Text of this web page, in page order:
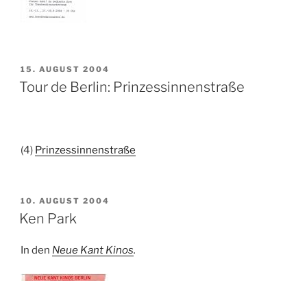
VERÖFFENTLICHT
AM
15. AUGUST 2004
Tour de Berlin: Prinzessinnenstraße
(4) Prinzessinnenstraße
VERÖFFENTLICHT
AM
10. AUGUST 2004
Ken Park
In den Neue Kant Kinos.